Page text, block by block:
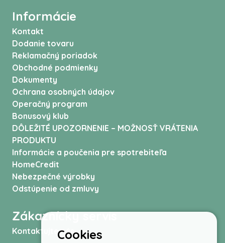
Informácie
Kontakt
Dodanie tovaru
Reklamačný poriadok
Obchodné podmienky
Dokumenty
Ochrana osobných údajov
Operačný program
Bonusový klub
DÔLEŽITÉ UPOZORNENIE – MOŽNOSŤ VRÁTENIA
PRODUKTU
Informácie a poučenia pre spotrebiteľa
HomeCredit
Nebezpečné výrobky
Odstúpenie od zmluvy
Zákaznícky servis
Kontaktujte násCookies